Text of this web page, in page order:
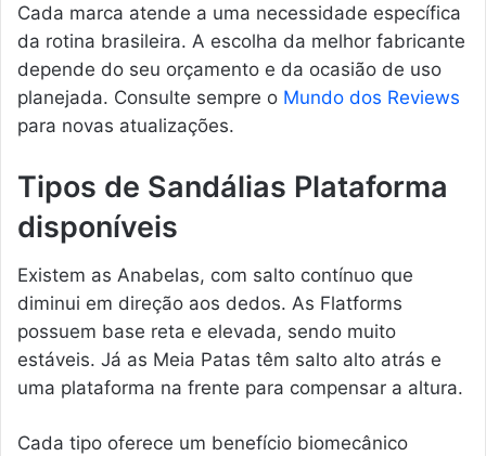
Cada marca atende a uma necessidade específica
da rotina brasileira. A escolha da melhor fabricante
depende do seu orçamento e da ocasião de uso
planejada. Consulte sempre o Mundo dos Reviews
para novas atualizações.
Tipos de Sandálias Plataforma
disponíveis
Existem as Anabelas, com salto contínuo que
diminui em direção aos dedos. As Flatforms
possuem base reta e elevada, sendo muito
estáveis. Já as Meia Patas têm salto alto atrás e
uma plataforma na frente para compensar a altura.
Cada tipo oferece um benefício biomecânico